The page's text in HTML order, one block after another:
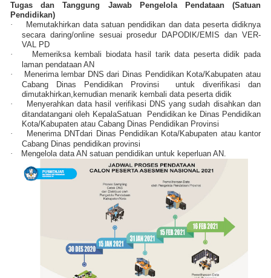
Tugas dan Tanggung Jawab Pengelola Pendataan (Satuan
Pendidikan)
·
Memutakhirkan data satuan pendidikan dan data peserta didiknya
secara daring/online sesuai prosedur DAPODIK/EMIS dan VER-
VAL PD
·
Memeriksa kembali biodata hasil tarik data peserta didik pada
laman pendataan AN
·
Menerima lembar DNS dari Dinas Pendidikan Kota/Kabupaten atau
Cabang Dinas Pendidikan Provinsi
untuk diverifikasi dan
dimutakhirkan,kemudian menarik kembali data peserta didik
·
Menyerahkan data hasil verifikasi DNS yang sudah disahkan dan
ditandatangani oleh KepalaSatuan
Pendidikan ke Dinas Pendidikan
Kota/Kabupaten atau Cabang Dinas Pendidikan Provinsi
·
Menerima DNTdari Dinas Pendidikan Kota/Kabupaten atau kantor
Cabang Dinas pendidikan provinsi
·
Mengelola data AN satuan pendidikan untuk keperluan AN.